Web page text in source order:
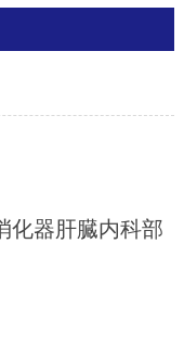
器肝臓内科部